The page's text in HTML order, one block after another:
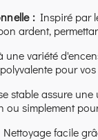
: Inspiré par
ardent,
une variété
pour
stable assure une
ou simplement
Nettoyage facile